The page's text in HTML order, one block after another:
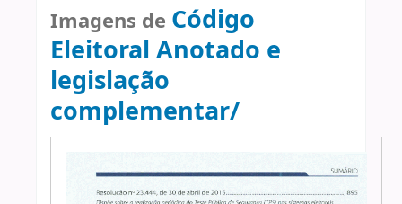
Imagens de Código
Eleitoral Anotado e
legislação
complementar/